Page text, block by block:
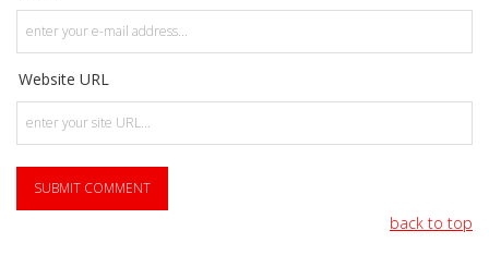
Website URL
back to top